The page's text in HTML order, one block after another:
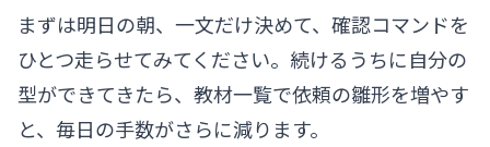
まずは明日の朝、一文だけ決めて、確認コマンドを
ひとつ走らせてみてください。続けるうちに自分の
型ができてきたら、 教材一覧で依頼の雛形を増やす
と、毎日の手数がさらに減ります。